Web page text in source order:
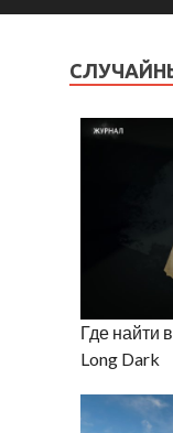
Где найти
Long Dark